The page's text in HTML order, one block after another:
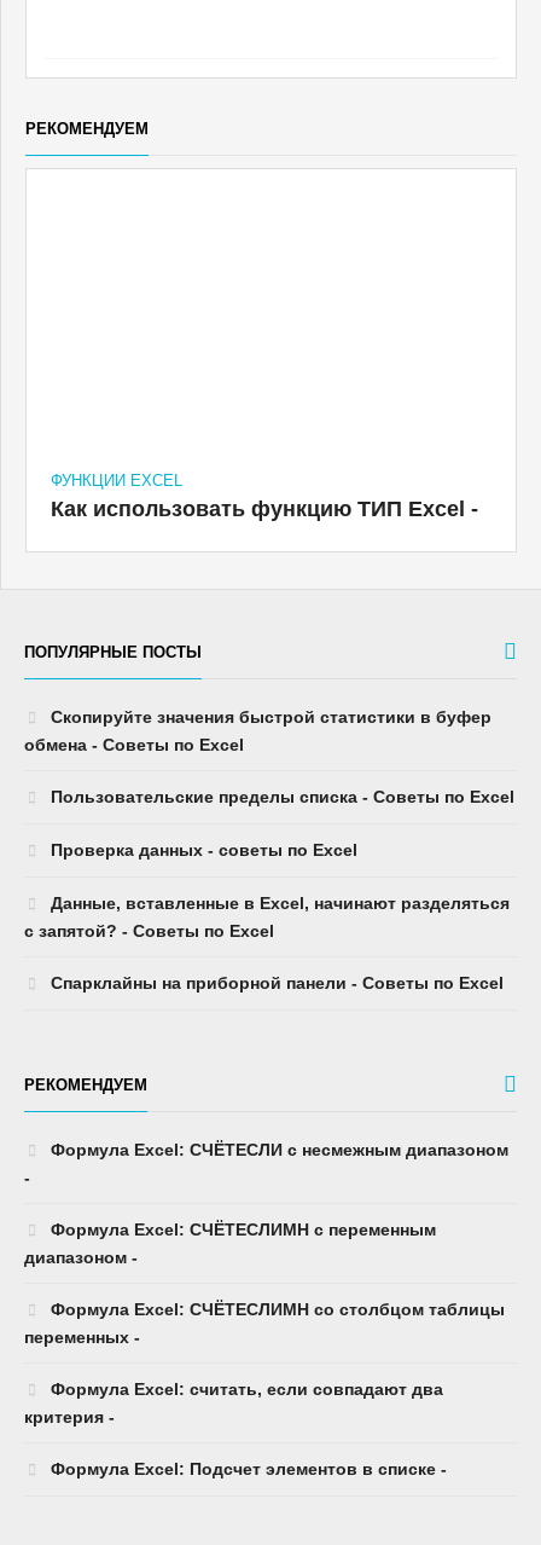
РЕКОМЕНДУЕМ
ФУНКЦИИ EXCEL
Как использовать функцию ТИП Excel -
ПОПУЛЯРНЫЕ ПОСТЫ
Скопируйте значения быстрой статистики в буфер
обмена - Советы по Excel
Пользовательские пределы списка - Советы по Excel
Проверка данных - советы по Excel
Данные, вставленные в Excel, начинают разделяться
с запятой? - Советы по Excel
Спарклайны на приборной панели - Советы по Excel
РЕКОМЕНДУЕМ
Формула Excel: СЧЁТЕСЛИ с несмежным диапазоном
-
Формула Excel: СЧЁТЕСЛИМН с переменным
диапазоном -
Формула Excel: СЧЁТЕСЛИМН со столбцом таблицы
переменных -
Формула Excel: считать, если совпадают два
критерия -
Формула Excel: Подсчет элементов в списке -